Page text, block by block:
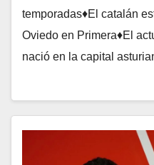
temporadas♦El catalán
Oviedo en Primera♦El
nació en la capital